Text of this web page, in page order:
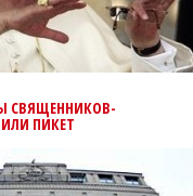
СВЯЩЕННИКОВ-
ПИКЕТ